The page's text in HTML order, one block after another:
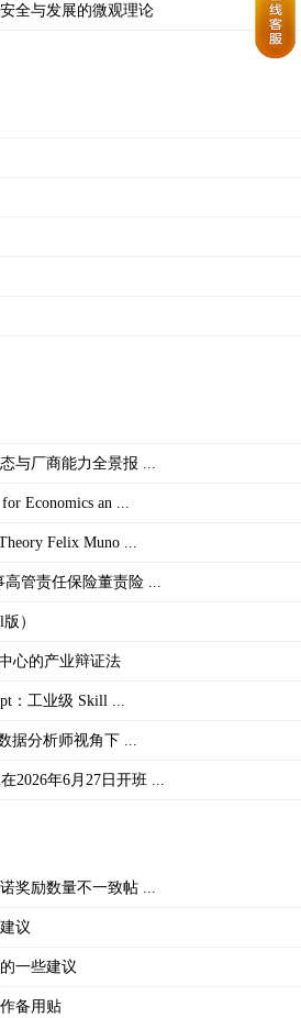
全与发展的微观理论
与厂商能力全景报 ...
Economics an ...
Felix Muno ...
管责任保险董责险 ...
）
心的产业辩证法
：工业级 Skill ...
据分析师视角下 ...
2026年6月27日开班 ...
奖励数量不一致帖 ...
议
一些建议
备用贴